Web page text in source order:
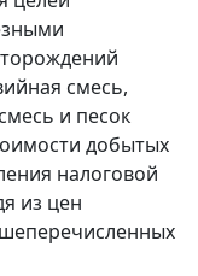
смесь,
и песок
добытых
налоговой
из цен